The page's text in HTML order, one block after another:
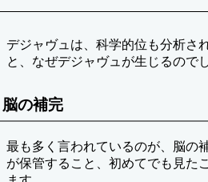
デジャヴュは、科学的位も分析さ
と、なぜデジャヴュが生じるので
脳の補完
最も多く言われているのが、脳の
が保管すること、初めてでも見た